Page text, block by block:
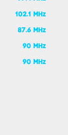
102.1 MHz
87.6 MHz
90 MHz
90 MHz